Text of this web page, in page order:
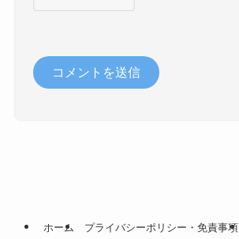
ホーム プライバシーポリシー・免責事項